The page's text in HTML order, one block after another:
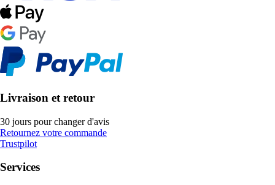
Livraison et retour
30 jours pour changer d'avis
Retournez votre commande
Trustpilot
Services